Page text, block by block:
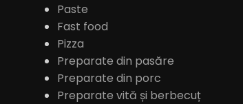
Paste
Fast food
Pizza
Preparate din pasăre
Preparate din porc
Preparate vită și berbecuț